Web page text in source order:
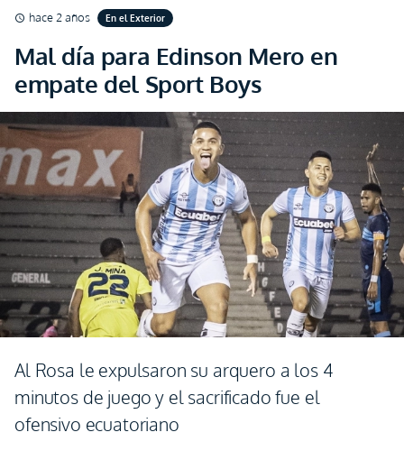
schedule hace 2 años En el Exterior
Mal día para Edinson Mero en
empate del Sport Boys
Al Rosa le expulsaron su arquero a los 4
minutos de juego y el sacrificado fue el
ofensivo ecuatoriano